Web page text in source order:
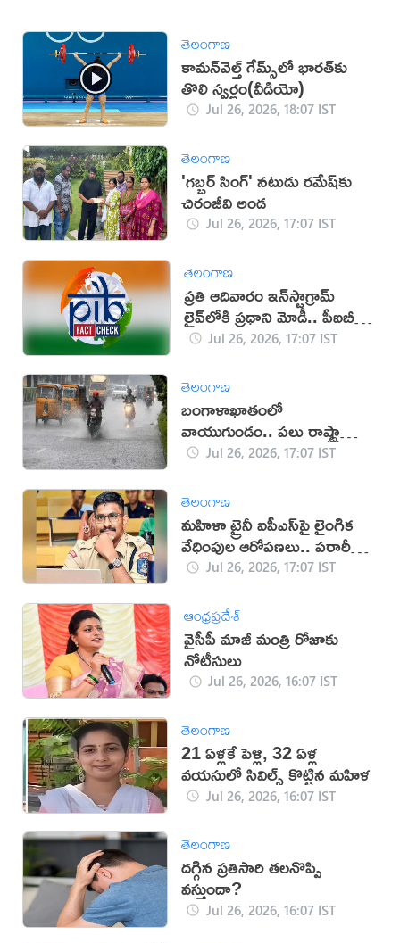
తెలంగాణ
కామన్‌వెల్త్ గేమ్స్‌లో భారత్‌కు
తొలి స్వర్ణం(వీడియో)
Jul 26, 2026, 18:07 IST
తెలంగాణ
'గబ్బర్ సింగ్' నటుడు రమేష్‌కు
చిరంజీవి అండ
Jul 26, 2026, 17:07 IST
తెలంగాణ
ప్రతి ఆదివారం ఇన్‌స్టాగ్రామ్
లైవ్‌లోకి ప్రధాని మోడీ.. పీఐబీ
క్లారిటీ ఇదే!
Jul 26, 2026, 17:07 IST
తెలంగాణ
బంగాళాఖాతంలో
వాయుగుండం.. పలు రాష్ట్రాల్లో
తీవ్ర వర్ష హెచ్చరికలు జారీ!
Jul 26, 2026, 17:07 IST
తెలంగాణ
మహిళా ట్రైనీ ఐపీఎస్‌పై లైంగిక
వేధింపుల ఆరోపణలు.. పరారీలో
ఉదయ్!Jul 26, 2026, 17:07 IST
ఆంధ్రప్రదేశ్
వైసీపీ మాజీ మంత్రి రోజాకు
నోటీసులు
Jul 26, 2026, 16:07 IST
తెలంగాణ
21 ఏళ్లకే పెళ్లి, 32 ఏళ్ల
వయసులో సివిల్స్ కొట్టిన మహిళ
Jul 26, 2026, 16:07 IST
తెలంగాణ
ద‌గ్గిన ప్ర‌తిసారి త‌ల‌నొప్పి
వ‌స్తుందా?
Jul 26, 2026, 16:07 IST